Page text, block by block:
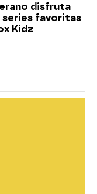
disfruta
series favoritas
Kidz